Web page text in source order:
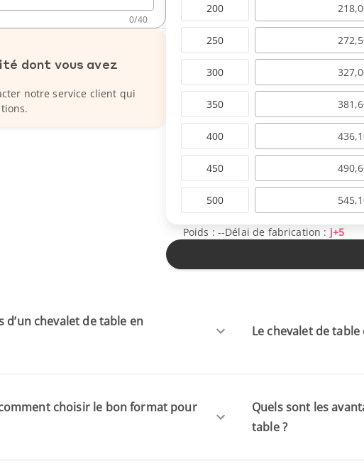
0/40
dont vous avez
notre service client qui
200
250
300
350
400
450
500
Poids : --Délai de fabrication : j+5
chevalet de table en
choisir le bon format pour
Le chevalet de
Quels sont les
table ?